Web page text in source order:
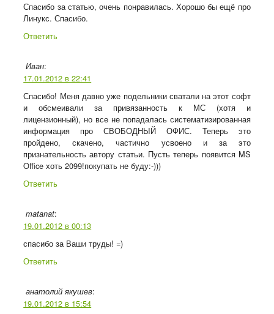
Спасибо за статью, очень понравилась. Хорошо бы ещё про
Линукс. Спасибо.
Ответить
Иван:
17.01.2012 в 22:41
Спасибо! Меня давно уже подельники сватали на этот софт
и обсмеивали за привязанность к МС (хотя и
лицензионный), но все не попадалась систематизированная
информация про СВОБОДНЫЙ ОФИС. Теперь это
пройдено, скачено, частично усвоено и за это
признательность автору статьи. Пусть теперь появится MS
Office хоть 2099!покупать не буду:-)))
Ответить
matanat:
19.01.2012 в 00:13
спасибо за Ваши труды! =)
Ответить
анатолий якушев:
19.01.2012 в 15:54